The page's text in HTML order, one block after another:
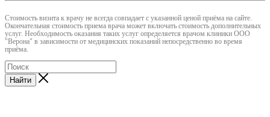
Cтоимость визита к врачу не всегда совпадает с указанной ценой приёма на сайте.
Окончательная стоимость приема врача может включать стоимость дополнительных
услуг. Необходимость оказания таких услуг определяется врачом клиники ООО
"Верона" в зависимости от медицинских показаний непосредственно во время
приёма.
Найти